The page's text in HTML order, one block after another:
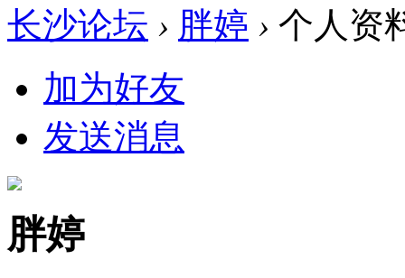
长沙论坛 › 胖婷 › 个人资
加为好友
发送消息
胖婷